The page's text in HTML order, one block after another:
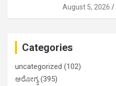
August 5, 2026
Categories
uncategorized (102)
ಆರೋಗ್ಯ(395)